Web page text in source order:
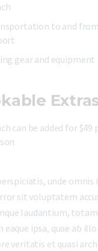
to and
gear and equipment
can be added for $49
unde omnis
sit voluptatem
laudantium,
eaque ipsa, quae ab illo
veritatis et quasi